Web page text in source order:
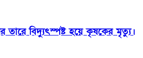
তারে বিদ্যুৎস্পষ্ট হয়ে কৃষকের মৃত্যু।